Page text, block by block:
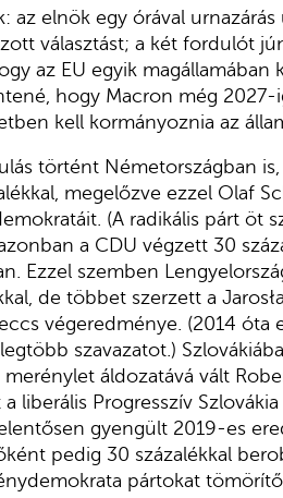
az elnök egy órával
választást; a két fordulót
az EU egyik magállamában
hogy Macron még 2027-
kell kormányoznia az
történt Németországban
megelőzve ezzel Olaf
(A radikális párt öt
a CDU végzett 30
Ezzel szemben
de többet szerzett a
végeredménye. (2014 óta
szavazatot.)
áldozatává vált
a liberális Progresszív
gyengült 2019-es
pedig 30 százalékkal
pártokat